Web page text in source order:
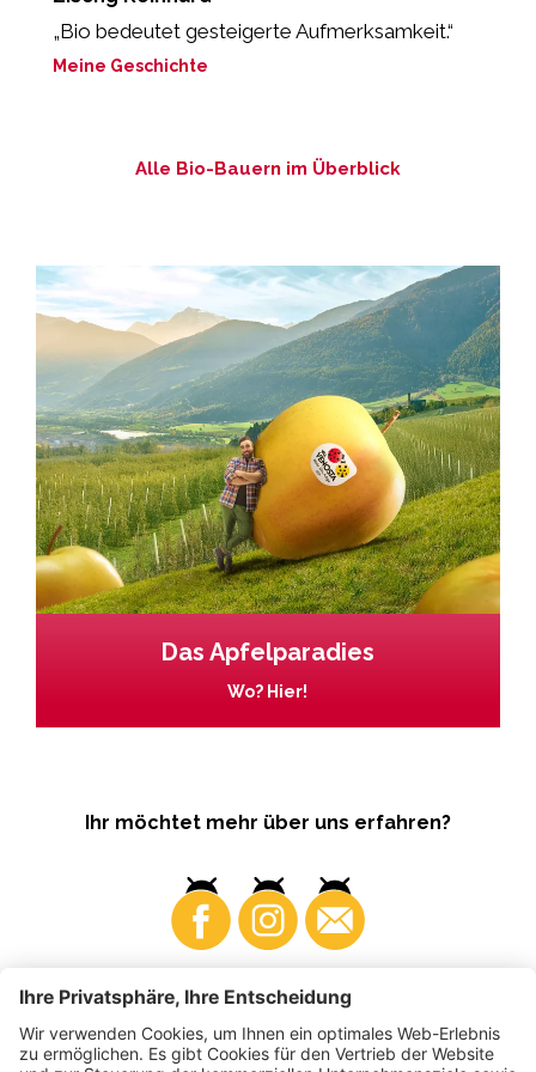
„Bio bedeutet gesteigerte Aufmerksamkeit.“
Meine Geschichte
Alle Bio-Bauern im Überblick
Das Apfelparadies
Wo? Hier!
Ihr möchtet mehr über uns erfahren?
Business Produzenten